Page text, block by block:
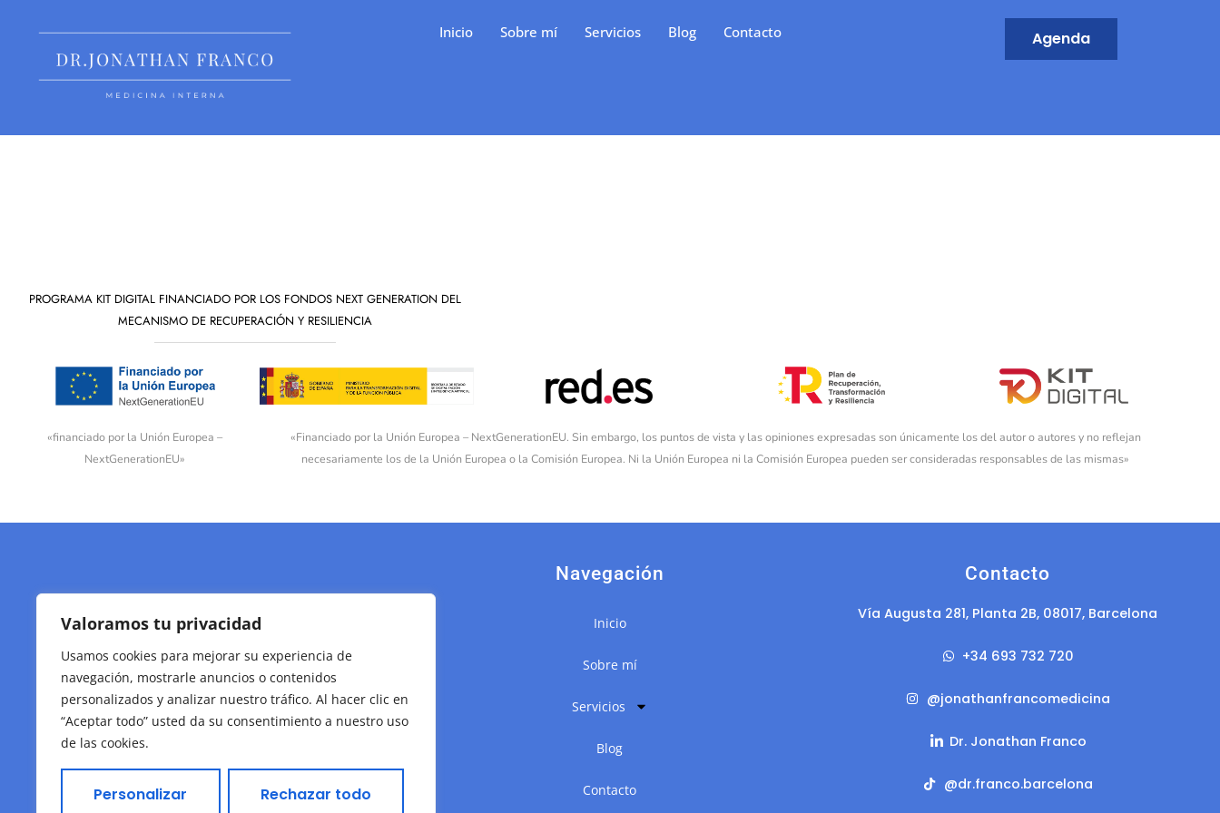
Valoramos tu privacidad
Usamos cookies para mejorar su experiencia de
navegación, mostrarle anuncios o contenidos
personalizados y analizar nuestro tráfico. Al hacer clic en
“Aceptar todo” usted da su consentimiento a nuestro uso
de las cookies.
Personalizar Rechazar todo
Inicio Sobre mí Servicios Blog Contacto Agenda
PROGRAMA KIT DIGITAL FINANCIADO POR LOS FONDOS NEXT GENERATION DEL
MECANISMO DE RECUPERACIÓN Y RESILIENCIA
«financiado por la Unión Europea –
NextGenerationEU»
«Financiado por la Unión Europea – NextGenerationEU. Sin embargo, los puntos de vista y las opiniones expresadas son únicamente los del autor o autores y no reflejan
necesariamente los de la Unión Europea o la Comisión Europea. Ni la Unión Europea ni la Comisión Europea pueden ser consideradas responsables de las mismas»
Navegación
Inicio
Sobre mí
Servicios
Blog
Contacto
Contacto
Vía Augusta 281, Planta 2B, 08017, Barcelona
+34 693 732 720
@jonathanfrancomedicina
Dr. Jonathan Franco
@‌dr.franco.barcelona